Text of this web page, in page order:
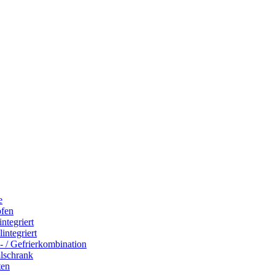
/ Gefrierkombination